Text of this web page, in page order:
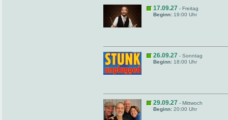
17.09.27 - Freitag
Beginn: 19:00 Uhr
26.09.27 - Sonntag
Beginn: 18:00 Uhr
29.09.27 - Mittwoch
Beginn: 20:00 Uhr